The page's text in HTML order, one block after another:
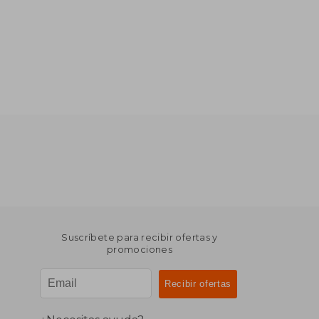
Suscríbete para recibir ofertas y
promociones